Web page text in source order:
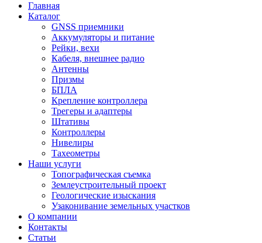
Главная
Каталог
GNSS приемники
Аккумуляторы и питание
Рейки, вехи
Кабеля, внешнее радио
Антенны
Призмы
БПЛА
Крепление контроллера
Трегеры и адаптеры
Штативы
Контроллеры
Нивелиры
Тахеометры
Наши услуги
Топографическая съемка
Землеустроительный проект
Геологические изыскания
Узаконивание земельных участков
О компании
Контакты
Статьи